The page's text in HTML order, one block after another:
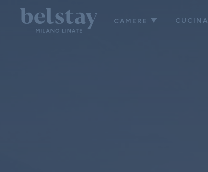
CAMERE CUCINA